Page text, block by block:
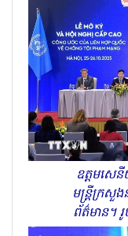
ឧត្តមសេ
មន្ត្រីក្រសួ
ព័ត៌មាន។